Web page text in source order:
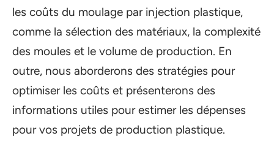
les coûts du moulage par injection plastique,
comme la sélection des matériaux, la complexité
des moules et le volume de production. En
outre, nous aborderons des stratégies pour
optimiser les coûts et présenterons des
informations utiles pour estimer les dépenses
pour vos projets de production plastique.